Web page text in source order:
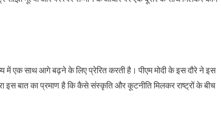
में एक साथ आगे बढ़ने के लिए प्रेरित करती है। पीएम मोदी के इस दौरे ने इस
इस बात का प्रमाण है कि कैसे संस्कृति और कूटनीति मिलकर राष्ट्रों के बीच